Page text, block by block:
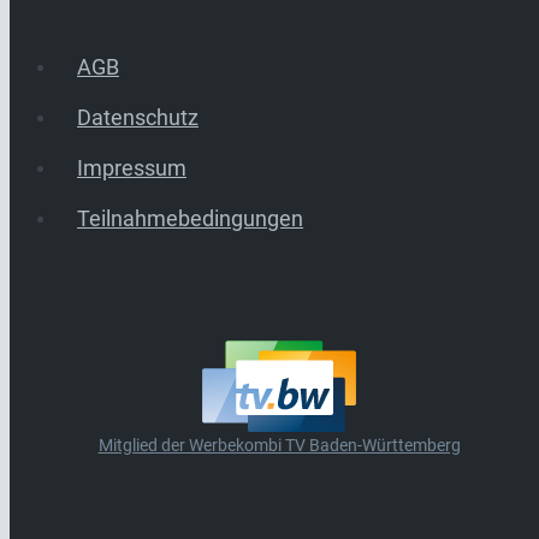
AGB
Datenschutz
Impressum
Teilnahmebedingungen
Mitglied der Werbekombi TV Baden-Württemberg